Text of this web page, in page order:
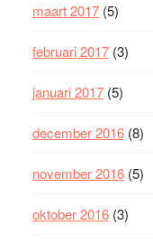
maart 2017(5)
februari 2017(3)
januari 2017(5)
december 2016(8)
november 2016(5)
oktober 2016(3)